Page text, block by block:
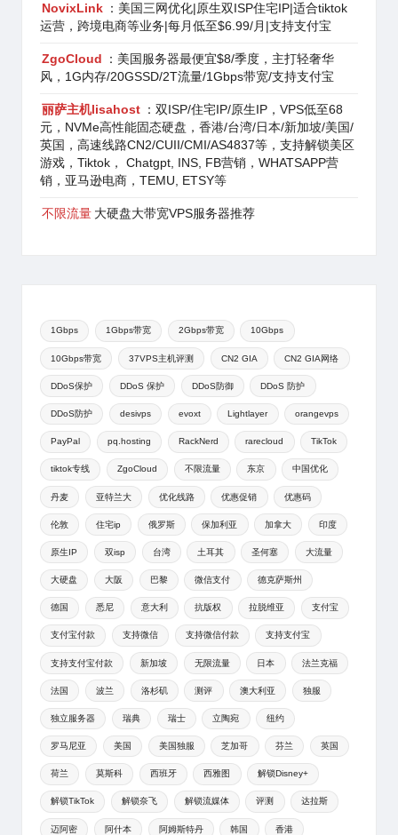
NovixLink ：美国三网优化|原生双ISP住宅IP|适合tiktok
运营，跨境电商等业务|每月低至$6.99/月|支持支付宝
ZgoCloud
：美国服务器最便宜$8/季度，主打轻奢华
风，1G内存/20GSSD/2T流量/1Gbps带宽/支持支付宝
丽萨主机lisahost ：双ISP/住宅IP/原生IP，VPS低至68
元，NVMe高性能固态硬盘，香港/台湾/日本/新加坡/美国/
英国，高速线路CN2/CUII/CMI/AS4837等，支持解锁美区
游戏，Tiktok， Chatgpt, INS, FB营销，WHATSAPP营
销，亚马逊电商，TEMU, ETSY等
不限流量 大硬盘大带宽VPS服务器推荐
1Gbps 1Gbps带宽 2Gbps带宽 10Gbps
10Gbps带宽 37VPS主机评测 CN2 GIA CN2 GIA网络
DDoS保护 DDoS 保护 DDoS防御 DDoS 防护
DDoS防护 desivps evoxt Lightlayer orangevps
PayPal pq.hosting RackNerd rarecloud TikTok
tiktok专线 ZgoCloud 不限流量 东京 中国优化
丹麦 亚特兰大 优化线路 优惠促销 优惠码
伦敦 住宅ip 俄罗斯 保加利亚 加拿大 印度
原生IP 双isp 台湾 土耳其 圣何塞 大流量
大硬盘 大阪 巴黎 微信支付 德克萨斯州
德国 悉尼 意大利 抗版权 拉脱维亚 支付宝
支付宝付款 支持微信 支持微信付款 支持支付宝
支持支付宝付款 新加坡 无限流量 日本 法兰克福
法国 波兰 洛杉矶 测评 澳大利亚 独服
独立服务器 瑞典 瑞士 立陶宛 纽约
罗马尼亚 美国 美国独服 芝加哥 芬兰 英国
荷兰 莫斯科 西班牙 西雅图 解锁Disney+
解锁TikTok 解锁奈飞 解锁流媒体 评测 达拉斯
迈阿密 阿什本 阿姆斯特丹 韩国 香港